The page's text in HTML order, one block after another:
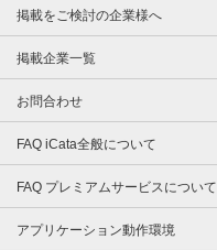
掲載をご検討の企業様へ
掲載企業一覧
お問合わせ
FAQ iCata全般について
FAQ プレミアムサービスについて
アプリケーション動作環境